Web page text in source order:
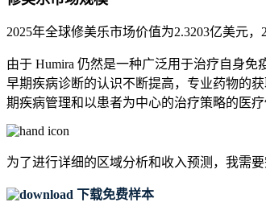
2025年全球修美乐市场价值为2.3203亿美元
由于 Humira 仍然是一种广泛用于治疗自身
早期疾病诊断的认识不断提高，专业药物的
期疾病管理和以患者为中心的治疗策略的医疗
为了进行详细的区域分析和收入预测，我需要
下载免费样本